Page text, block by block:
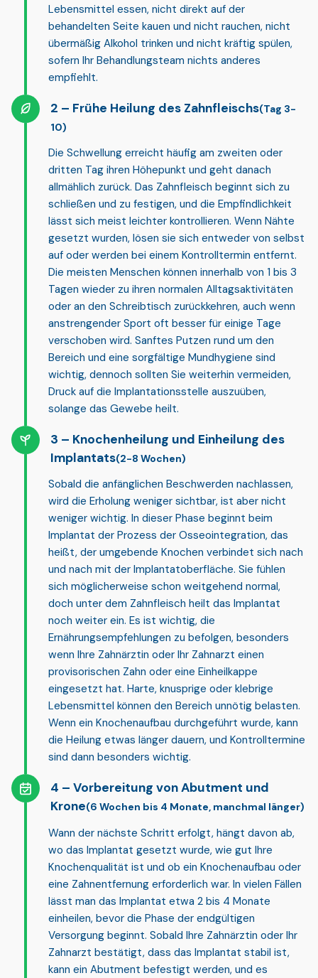
Lebensmittel essen, nicht direkt auf der
behandelten Seite kauen und nicht rauchen, nicht
übermäßig Alkohol trinken und nicht kräftig spülen,
sofern Ihr Behandlungsteam nichts anderes
empfiehlt.
Frühe Heilung des Zahnfleischs(Tag 3-
10)
Die Schwellung erreicht häufig am zweiten oder
dritten Tag ihren Höhepunkt und geht danach
allmählich zurück. Das Zahnfleisch beginnt sich zu
schließen und zu festigen, und die Empfindlichkeit
lässt sich meist leichter kontrollieren. Wenn Nähte
gesetzt wurden, lösen sie sich entweder von selbst
auf oder werden bei einem Kontrolltermin entfernt.
Die meisten Menschen können innerhalb von 1 bis 3
Tagen wieder zu ihren normalen Alltagsaktivitäten
oder an den Schreibtisch zurückkehren, auch wenn
anstrengender Sport oft besser für einige Tage
verschoben wird. Sanftes Putzen rund um den
Bereich und eine sorgfältige Mundhygiene sind
wichtig, dennoch sollten Sie weiterhin vermeiden,
Druck auf die Implantationsstelle auszuüben,
solange das Gewebe heilt.
Knochenheilung und Einheilung des
Implantats(2-8 Wochen)
Sobald die anfänglichen Beschwerden nachlassen,
wird die Erholung weniger sichtbar, ist aber nicht
weniger wichtig. In dieser Phase beginnt beim
Implantat der Prozess der Osseointegration, das
heißt, der umgebende Knochen verbindet sich nach
und nach mit der Implantatoberfläche. Sie fühlen
sich möglicherweise schon weitgehend normal,
doch unter dem Zahnfleisch heilt das Implantat
noch weiter ein. Es ist wichtig, die
Ernährungsempfehlungen zu befolgen, besonders
wenn Ihre Zahnärztin oder Ihr Zahnarzt einen
provisorischen Zahn oder eine Einheilkappe
eingesetzt hat. Harte, knusprige oder klebrige
Lebensmittel können den Bereich unnötig belasten.
Wenn ein Knochenaufbau durchgeführt wurde, kann
die Heilung etwas länger dauern, und Kontrolltermine
sind dann besonders wichtig.
Vorbereitung von Abutment und
Krone(6 Wochen bis 4 Monate, manchmal länger)
Wann der nächste Schritt erfolgt, hängt davon ab,
wo das Implantat gesetzt wurde, wie gut Ihre
Knochenqualität ist und ob ein Knochenaufbau oder
eine Zahnentfernung erforderlich war. In vielen Fällen
lässt man das Implantat etwa 2 bis 4 Monate
einheilen, bevor die Phase der endgültigen
Versorgung beginnt. Sobald Ihre Zahnärztin oder Ihr
Zahnarzt bestätigt, dass das Implantat stabil ist,
kann ein Abutment befestigt werden, und es